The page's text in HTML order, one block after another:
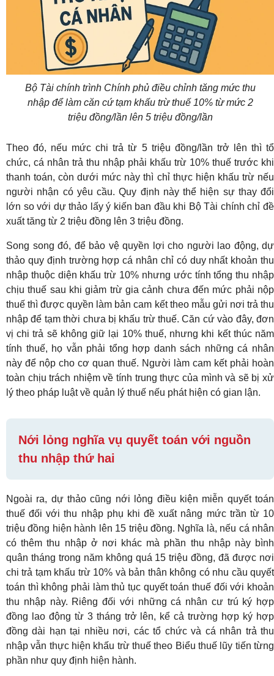
Bộ Tài chính trình Chính phủ điều chỉnh tăng mức thu
nhập để làm căn cứ tạm khấu trừ thuế 10% từ mức 2
triệu đồng/lần lên 5 triệu đồng/lần
Theo đó, nếu mức chi trả từ 5 triệu đồng/lần trở lên thì tổ
chức, cá nhân trả thu nhập phải khấu trừ 10% thuế trước khi
thanh toán, còn dưới mức này thì chỉ thực hiện khấu trừ nếu
người nhận có yêu cầu. Quy định này thể hiện sự thay đổi
lớn so với dự thảo lấy ý kiến ban đầu khi Bộ Tài chính chỉ đề
xuất tăng từ 2 triệu đồng lên 3 triệu đồng.
Song song đó, để bảo vệ quyền lợi cho người lao động, dự
thảo quy định trường hợp cá nhân chỉ có duy nhất khoản thu
nhập thuộc diện khấu trừ 10% nhưng ước tính tổng thu nhập
chịu thuế sau khi giảm trừ gia cảnh chưa đến mức phải nộp
thuế thì được quyền làm bản cam kết theo mẫu gửi nơi trả thu
nhập để tạm thời chưa bị khấu trừ thuế. Căn cứ vào đây, đơn
vị chi trả sẽ không giữ lại 10% thuế, nhưng khi kết thúc năm
tính thuế, họ vẫn phải tổng hợp danh sách những cá nhân
này để nộp cho cơ quan thuế. Người làm cam kết phải hoàn
toàn chịu trách nhiệm về tính trung thực của mình và sẽ bị xử
lý theo pháp luật về quản lý thuế nếu phát hiện có gian lận.
Nới lỏng nghĩa vụ quyết toán với nguồn
thu nhập thứ hai
Ngoài ra, dự thảo cũng nới lỏng điều kiện miễn quyết toán
thuế đối với thu nhập phụ khi đề xuất nâng mức trần từ 10
triệu đồng hiện hành lên 15 triệu đồng. Nghĩa là, nếu cá nhân
có thêm thu nhập ở nơi khác mà phần thu nhập này bình
quân tháng trong năm không quá 15 triệu đồng, đã được nơi
chi trả tạm khấu trừ 10% và bản thân không có nhu cầu quyết
toán thì không phải làm thủ tục quyết toán thuế đối với khoản
thu nhập này. Riêng đối với những cá nhân cư trú ký hợp
đồng lao động từ 3 tháng trở lên, kể cả trường hợp ký hợp
đồng dài hạn tại nhiều nơi, các tổ chức và cá nhân trả thu
nhập vẫn thực hiện khấu trừ thuế theo Biểu thuế lũy tiến từng
phần như quy định hiện hành.